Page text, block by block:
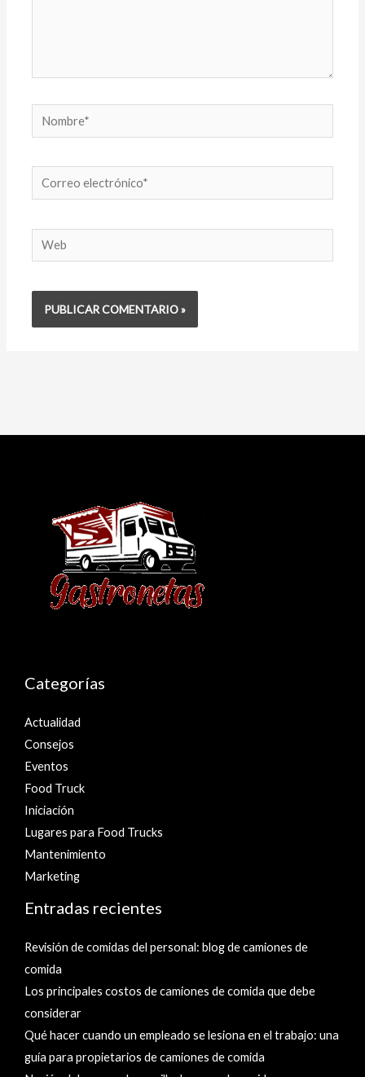
Nombre*
Correo
electrónico*
Web
Categorías
Actualidad
Consejos
Eventos
Food Truck
Iniciación
Lugares para Food Trucks
Mantenimiento
Marketing
Entradas recientes
Revisión de comidas del personal: blog de camiones de
comida
Los principales costos de camiones de comida que debe
considerar
Qué hacer cuando un empleado se lesiona en el trabajo: una
guía para propietarios de camiones de comida